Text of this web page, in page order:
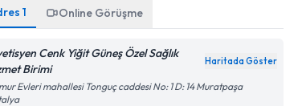
1 Online Görüşme
Cenk Yiğit Güneş Özel Sağlık
Birimi
Haritada Göster
Evleri mahallesi Tonguç caddesi No: 1 D: 14 Muratpaşa